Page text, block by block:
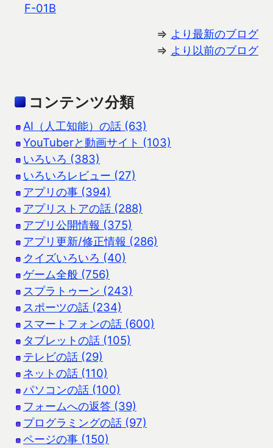
F-01B
⇒ より最新のブログ
⇒ より以前のブログ
コンテンツ分類
AI（人工知能）の話 (63)
YouTuberと動画サイト (103)
いろいろ (383)
いろいろレビュー (27)
アプリの事 (394)
アプリストアの話 (288)
アプリ公開情報 (375)
アプリ更新/修正情報 (286)
クイズいろいろ (40)
ゲーム全般 (756)
スプラトゥーン (243)
スポーツの話 (234)
スマートフォンの話 (600)
タブレットの話 (105)
テレビの話 (29)
ネットの話 (110)
パソコンの話 (100)
フォームへの返答 (39)
プログラミングの話 (97)
ページの事 (150)